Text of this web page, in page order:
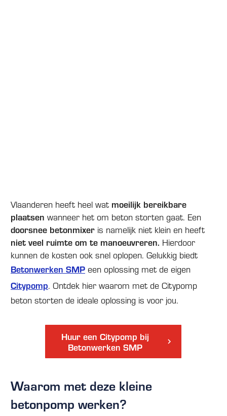
Vlaanderen heeft heel wat moeilijk bereikbare
plaatsen wanneer het om beton storten gaat. Een
doorsnee betonmixer is namelijk niet klein en heeft
niet veel ruimte om te manoeuvreren. Hierdoor
kunnen de kosten ook snel oplopen. Gelukkig biedt
Betonwerken SMP een oplossing met de eigen
Citypomp. Ontdek hier waarom met de Citypomp
beton storten de ideale oplossing is voor jou.
Huur een Citypomp bij
Betonwerken SMP
Waarom met deze kleine
betonpomp werken?